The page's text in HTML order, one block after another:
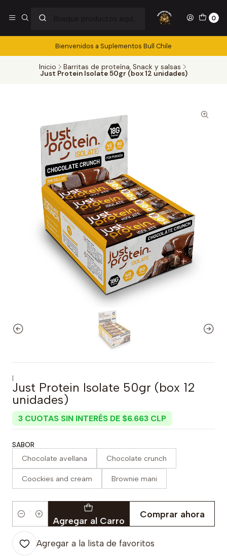
0
Bienvenidos a Suplementos Bull Chile
Inicio Barritas de proteína, Snack y salsas
Just Protein Isolate 50gr (box 12 unidades)
|
Just Protein Isolate 50gr (box 12
unidades)
3 CUOTAS SIN INTERÉS DE $6.663 CLP
SABOR
Chocolate avellana Chocolate crunch
Coockies and cream Brownie mani
Cantidad Agregar al Carro
Comprar ahora
Agregar a la lista de favoritos